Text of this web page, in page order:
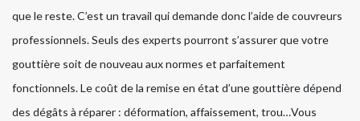
que le reste. C’est un travail qui demande donc l’aide de couvreurs
professionnels. Seuls des experts pourront s’assurer que votre
gouttière soit de nouveau aux normes et parfaitement
fonctionnels. Le coût de la remise en état d’une gouttière dépend
des dégâts à réparer : déformation, affaissement, trou…Vous